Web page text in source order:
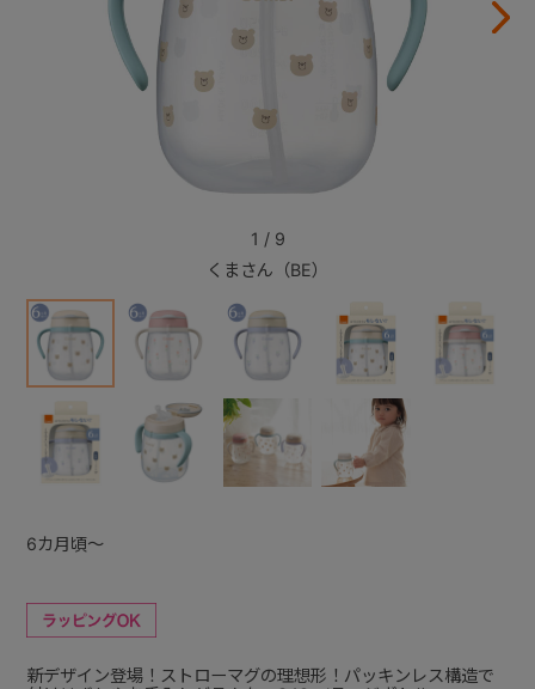
くまさん（BE）
1 / 9
新デザイン登場！ストローマグの理想形！パッキンレス構造で
6カ月頃～